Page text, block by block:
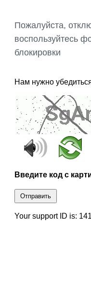
Пожалуйста,
воспользуйтесь
блокировки
Нам нужно
Введите код с
Отправить
Your support ID is: